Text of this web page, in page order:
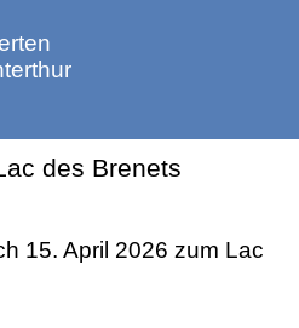
des Brenets
15. April 2026 zum Lac